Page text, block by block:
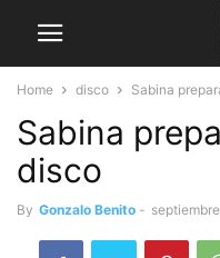
Home disco Sabina
Sabina
disco
By Gonzalo Benito -